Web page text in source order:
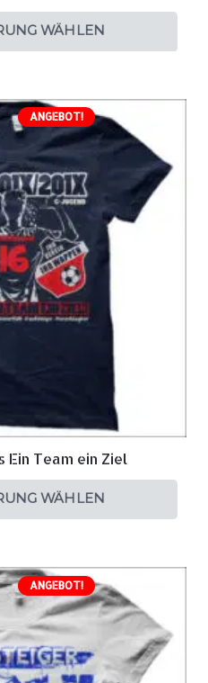
WÄHLEN
ANGEBOT!
Ein Team ein Ziel
WÄHLEN
ANGEBOT!